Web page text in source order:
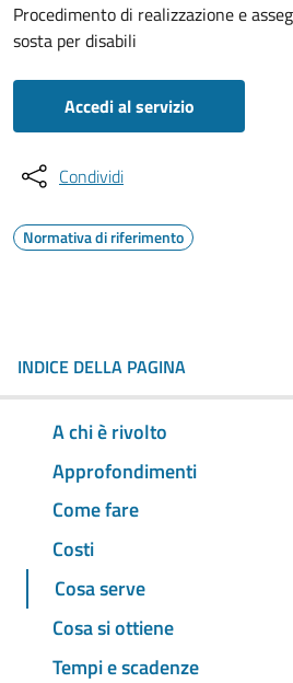
Procedimento di realizzazione e
sosta per disabili
Accedi al servizio
Condividi
Normativa di riferimento
INDICE DELLA PAGINA
A chi è rivolto
Approfondimenti
Come fare
Costi
Cosa serve
Cosa si ottiene
Tempi e scadenze